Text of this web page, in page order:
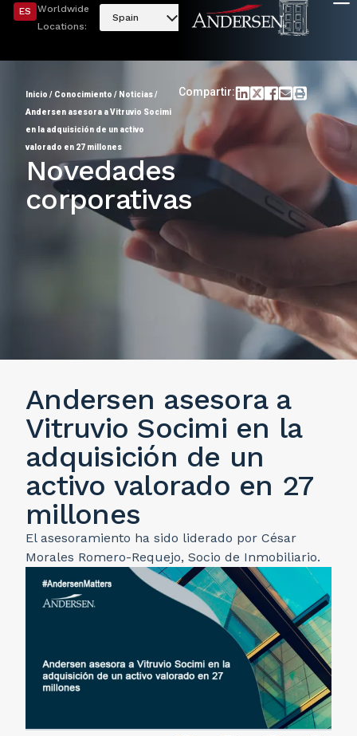
ES
Worldwide
Locations:
Spain
Inicio / Conocimiento / Noticias/
Andersen asesora a Vitruvio Socimi
en la adquisición de un activo
valorado en 27 millones
Compartir:
Novedades
corporativas
Andersen asesora a
Vitruvio Socimi en la
adquisición de un
activo valorado en 27
millones
El asesoramiento ha sido liderado por César
Morales Romero-Requejo, Socio de Inmobiliario.